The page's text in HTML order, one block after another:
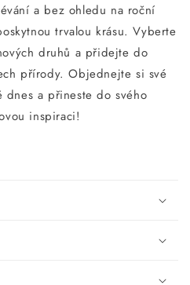
a bez ohledu na roční
trvalou krásu. Vyberte
druhů a přidejte do
přírody. Objednejte si své
dnes a přineste do svého
inspiraci!